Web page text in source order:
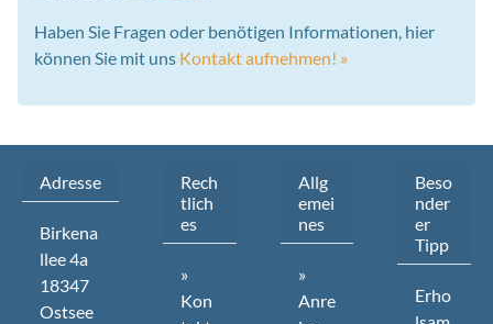
Haben Sie Fragen oder benötigen Informationen, hier
können Sie mit uns Kontakt aufnehmen! »
Adresse
Birkena
llee4a
18347
Ostsee
Rech
tlich
es
»
Kon
Allg
emei
nes
»
Anre
Beso
nder
er
Tipp
Erho